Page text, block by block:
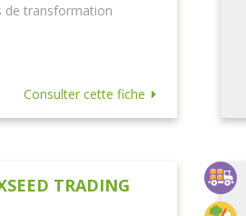
de transformation
Consulter cette fiche
TRADING